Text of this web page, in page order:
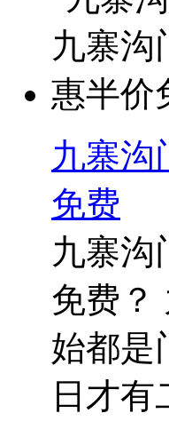
九寨沟
免费
九寨沟
免费？
始都是
日才